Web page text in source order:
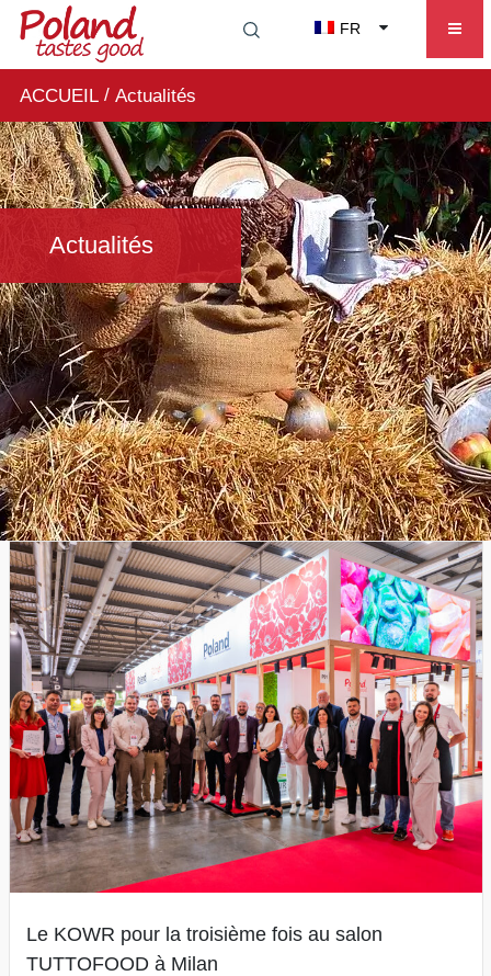
FR
ACCUEIL/ Actualités
Actualités
Le KOWR pour la troisième fois au salon
TUTTOFOOD à Milan